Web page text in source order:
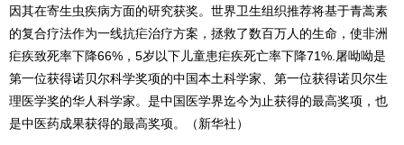
因其在寄生虫疾病方面的研究获奖。世界卫生组织推荐将基于青蒿素
的复合疗法作为一线抗疟治疗方案，拯救了数百万人的生命，使非洲
疟疾致死率下降66%，5岁以下儿童患疟疾死亡率下降71%.屠呦呦是
第一位获得诺贝尔科学奖项的中国本土科学家、第一位获得诺贝尔生
理医学奖的华人科学家。是中国医学界迄今为止获得的最高奖项，也
是中医药成果获得的最高奖项。（新华社）